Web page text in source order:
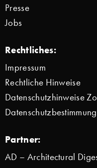
Presse
Jobs
Rechtliches:
Impressum
Rechtliche Hinweise
Datenschutzhinweise
Datenschutzbestimmung
Partner:
AD – Architectural